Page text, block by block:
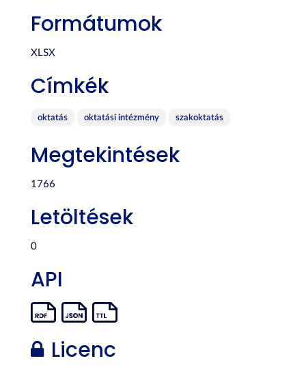
Formátumok
XLSX
Címkék
oktatás oktatási intézmény szakoktatás
Megtekintések
1766
Letöltések
0
API
Licenc